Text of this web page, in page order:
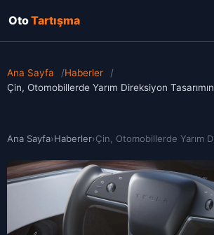
OtoTartışma
Ana Sayfa /Haberler
/
Çin, Otomobillerde Yarım Direksiyon
Ana Sayfa›Haberler›Çin, Otomobillerde Yarım